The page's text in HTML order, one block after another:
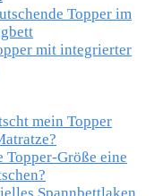
Topper im
mit integrierter
mein Topper
Topper-Größe eine